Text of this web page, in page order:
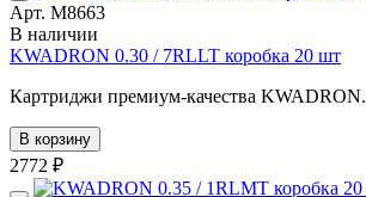
Арт. М8663
В наличии
KWADRON 0.30 / 7RLLT коробка 20 шт
Картриджи премиум-качества
В корзину
2772 ₽